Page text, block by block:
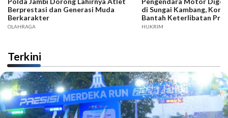
Berprestasi dan Generasi Muda
Berkarakter
OLAHRAGA
di Sungai Kambang,
Bantah Keterlibatan
HUKRIM
Terkini